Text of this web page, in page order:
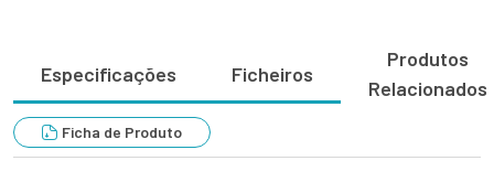
Especificações Ficheiros
Produtos
Relacionados
Ficha de Produto